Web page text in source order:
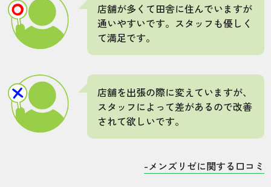
店舗が多くて田舎に住んでいますが
通いやすいです。スタッフも優しく
て満足です。
店舗を出張の際に変えていますが、
スタッフによって差があるので改善
されて欲しいです。
-メンズリゼに関する口コミ